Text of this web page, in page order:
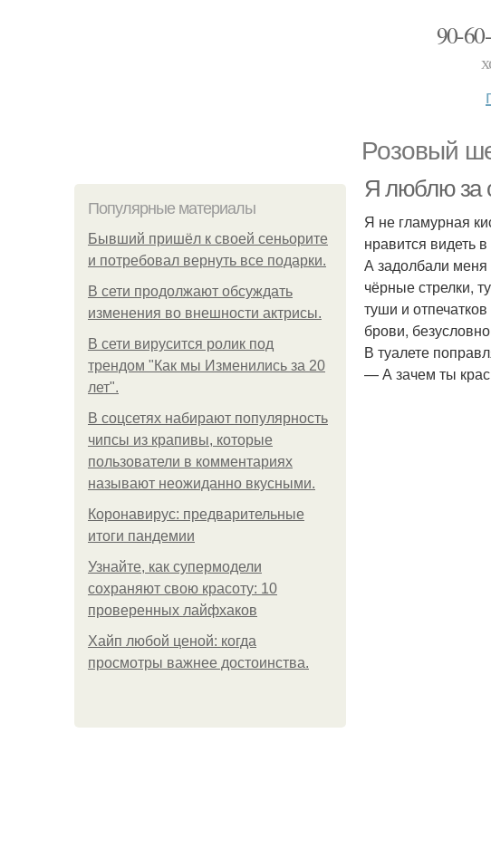
90-
Розовый
Популярные материалы
Бывший пришёл к своей сеньорите
и потребовал вернуть все подарки.
В сети продолжают обсуждать
изменения во внешности актрисы.
В сети вирусится ролик под
трендом "Как мы Изменились за 20
лет".
В соцсетях набирают популярность
чипсы из крапивы, которые
пользователи в комментариях
называют неожиданно вкусными.
Коронавирус: предварительные
итоги пандемии
Узнайте, как супермодели
сохраняют свою красоту: 10
проверенных лайфхаков
Хайп любой ценой: когда
просмотры важнее достоинства.
Я люблю за
Я не гламурная
нравится видеть
А задолбали меня
чёрные стрелки,
туши и
брови,
В туалете
— А зачем ты